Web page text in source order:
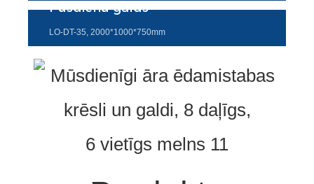
Pusdienu galds
LO-DT-35, 2000*1000*750mm